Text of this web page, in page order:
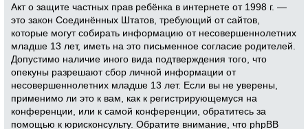
Акт о защите частных прав ребёнка в интернете от 1998 г. —
это закон Соединённых Штатов, требующий от сайтов,
которые могут собирать информацию от несовершеннолетних
младше 13 лет, иметь на это письменное согласие родителей.
Допустимо наличие иного вида подтверждения того, что
опекуны разрешают сбор личной информации от
несовершеннолетних младше 13 лет. Если вы не уверены,
применимо ли это к вам, как к регистрирующемуся на
конференции, или к самой конференции, обратитесь за
помощью к юрисконсульту. Обратите внимание, что phpBB